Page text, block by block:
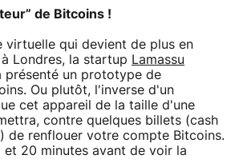
de Bitcoins !
virtuelle qui devient de plus en
Londres, la startup Lamassu
présenté un prototype de
Ou plutôt, l'inverse d'un
cet appareil de la taille d'une
contre quelques billets (cash
de renflouer votre compte Bitcoins.
et 20 minutes avant de voir la